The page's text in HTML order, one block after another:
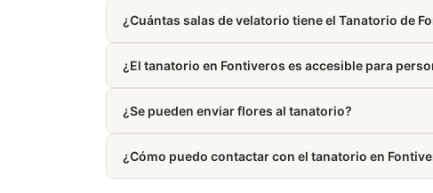
¿Cuántas salas de velatorio tiene el Tanatorio de
¿El tanatorio en Fontiveros es accesible para
¿Se pueden enviar flores al tanatorio?
¿Cómo puedo contactar con el tanatorio en